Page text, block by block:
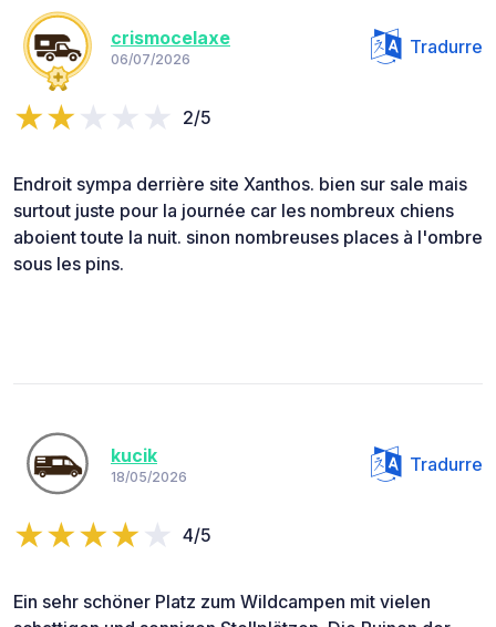
crismocelaxe
06/07/2026
Tradurre
2/5
Endroit sympa derrière site Xanthos. bien sur sale mais
surtout juste pour la journée car les nombreux chiens
aboient toute la nuit. sinon nombreuses places à l'ombre
sous les pins.
kucik
18/05/2026
Tradurre
4/5
Ein sehr schöner Platz zum Wildcampen mit vielen